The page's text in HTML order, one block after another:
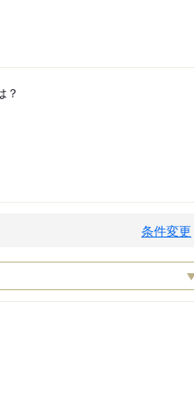
？
条件変更